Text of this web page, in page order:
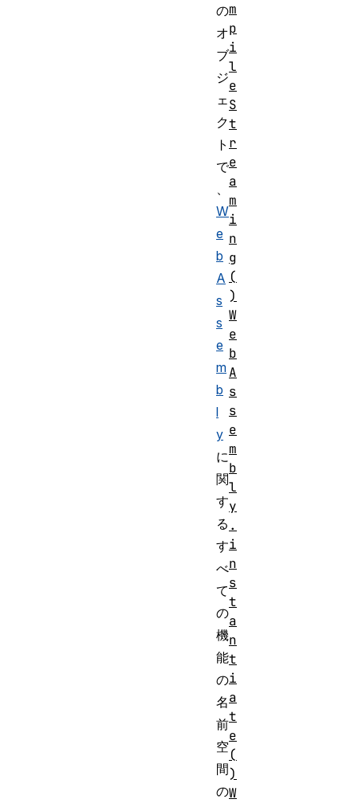
の
オ
ブ
ジ
ェ
ク
ト
で
、
W
e
b
A
s
s
e
m
b
l
y
に
関
す
る
す
べ
て
の
機
能
の
名
前
空
間
の
m
p
i
l
e
S
t
r
e
a
m
i
n
g
(
)
W
e
b
A
s
s
e
m
b
l
y
.
i
n
s
t
a
n
t
i
a
t
e
(
)
W